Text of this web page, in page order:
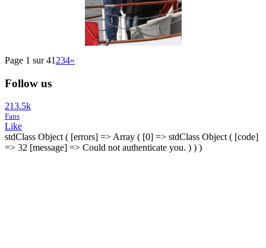
Page 1 sur 41 234»
Follow us
213.5k
Fans
Like
stdClass Object ( [errors] => Array ( [0] => stdClass Object ( [code]
=> 32 [message] => Could not authenticate you. ) ) )